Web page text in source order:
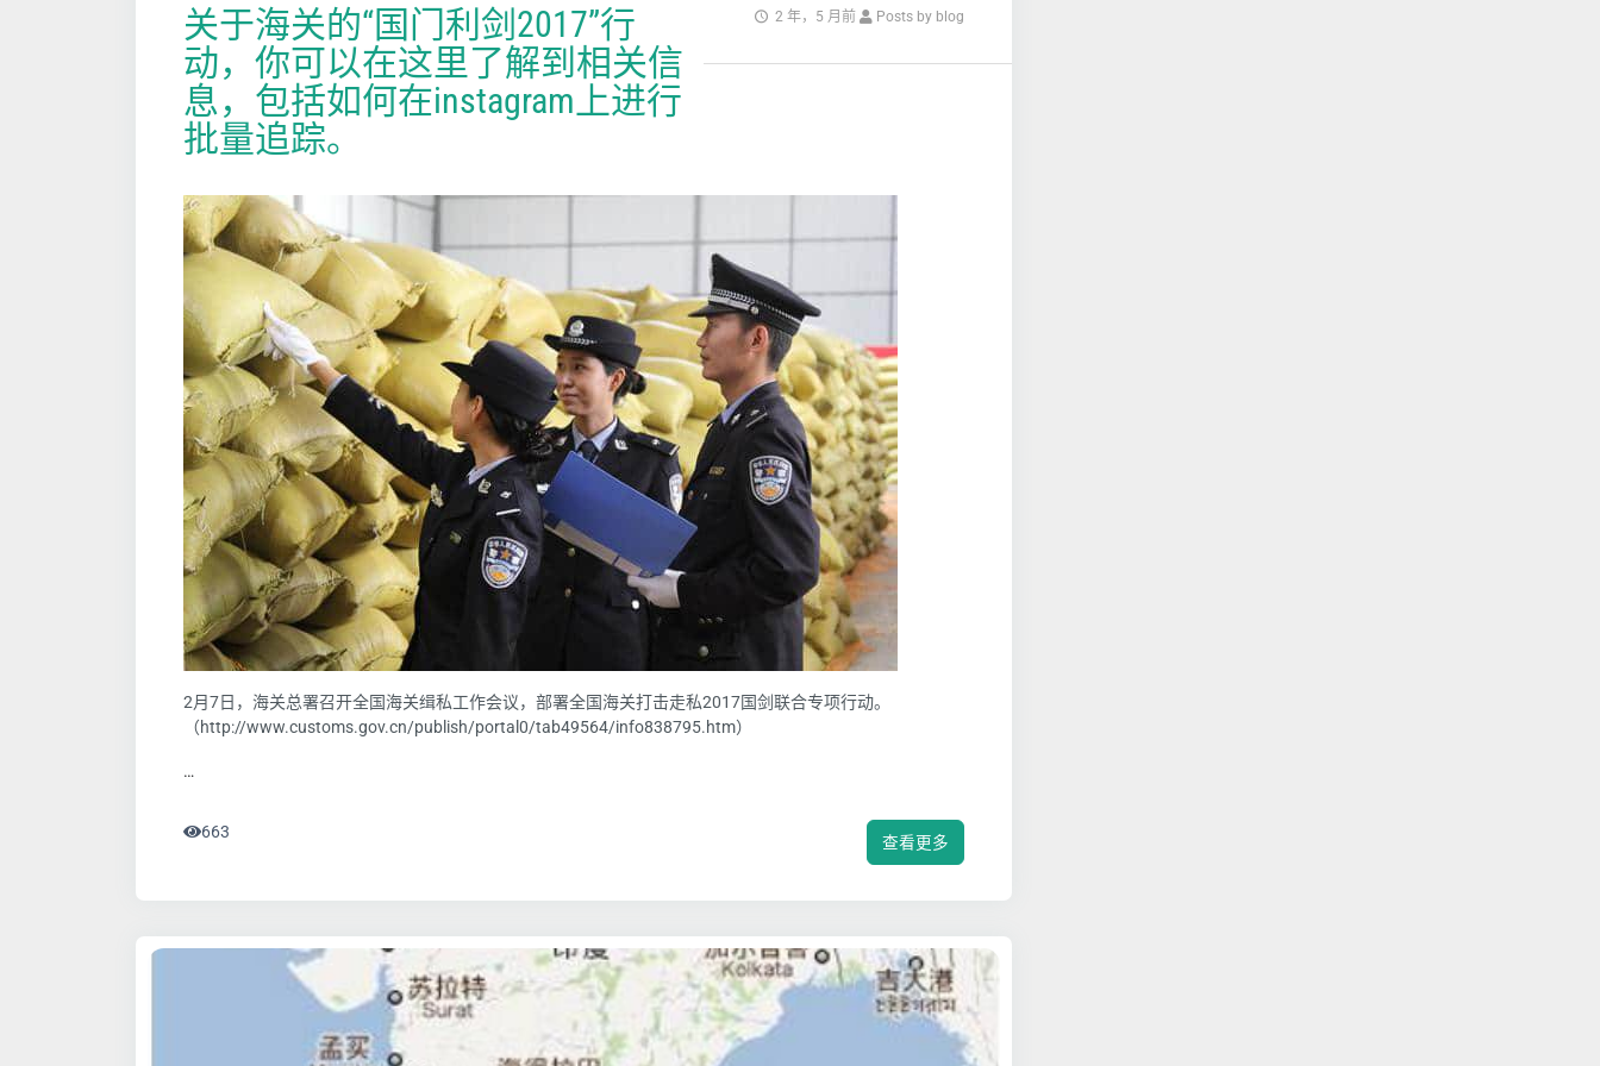
2 年，5 月前 Posts by blog
关于海关的“国门利剑2017”行
动，你可以在这里了解到相关信
息，包括如何在instagram上进行
批量追踪。
2月7日，海关总署召开全国海关缉私工作会议，部署全国海关打击走私2017国剑联合专项行动。
（http://www.customs.gov.cn/publish/portal0/tab49564/info838795.htm）
…
查看更多
663